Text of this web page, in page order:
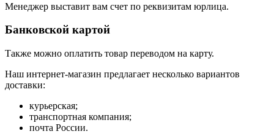
Менеджер выставит вам счет по реквизитам юрлица.
Банковской картой
Также можно оплатить товар переводом на карту.
Наш интернет-магазин предлагает несколько вариантов
доставки:
курьерская;
транспортная компания;
почта России.